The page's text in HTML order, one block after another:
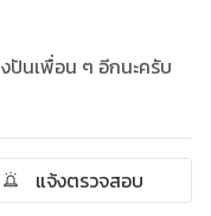
ปันเพื่อน ๆ อีกนะครับ
แจ้งตรวจสอบ